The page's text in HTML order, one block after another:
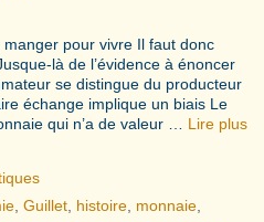
pour vivre Il faut donc
là de l’évidence à énoncer
se distingue du producteur
échange implique un biais Le
qui n’a de valeur … Lire plus
,Guillet histoire monnaie